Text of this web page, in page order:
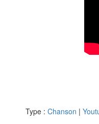
Type : Chanson |